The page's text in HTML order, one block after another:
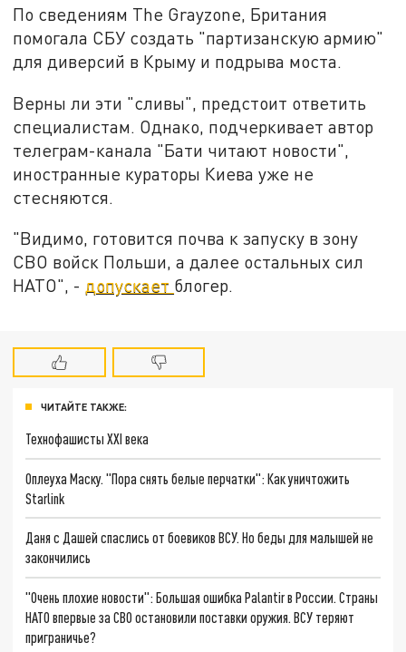
По сведениям The Grayzone, Британия
помогала СБУ создать "партизанскую армию"
для диверсий в Крыму и подрыва моста.
Верны ли эти "сливы", предстоит ответить
специалистам. Однако, подчеркивает автор
телеграм-канала "Бати читают новости",
иностранные кураторы Киева уже не
стесняются.
"Видимо, готовится почва к запуску в зону
СВО войск Польши, а далее остальных сил
НАТО", - допускает блогер.
ЧИТАЙТЕ ТАКЖЕ:
Технофашисты XXI века
Оплеуха Маску. "Пора снять белые перчатки": Как уничтожить
Starlink
Даня с Дашей спаслись от боевиков ВСУ. Но беды для малышей не
закончились
"Очень плохие новости": Большая ошибка Palantir в России. Страны
НАТО впервые за СВО остановили поставки оружия. ВСУ теряют
приграничье?